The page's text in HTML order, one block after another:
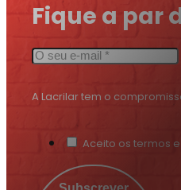
Fique a par
A Lacrilar tem o
Aceito os termos